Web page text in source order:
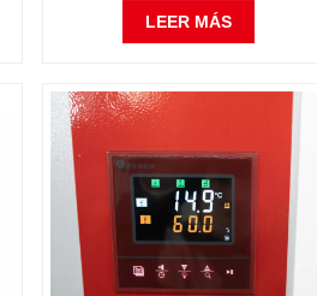
eléctrica bioquímica Precios de
fábrica Equipo de laboratorio de
LEER MÁS